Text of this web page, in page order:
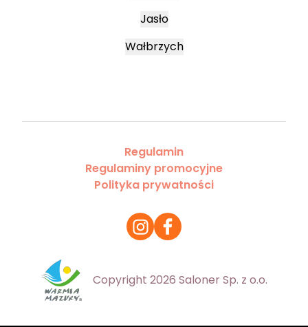
Jasło
Wałbrzych
Regulamin
Regulaminy promocyjne
Polityka prywatności
Copyright 2026 Saloner Sp. z o.o.